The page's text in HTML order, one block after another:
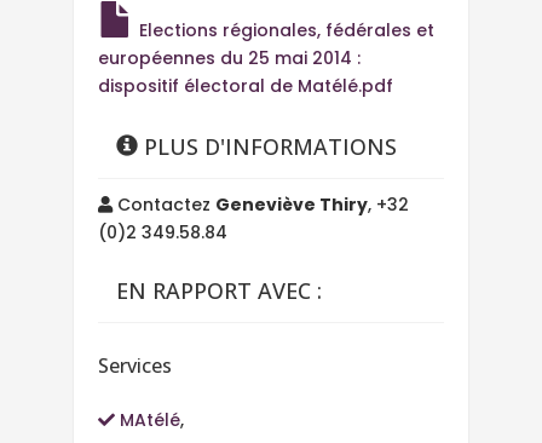
Elections régionales, fédérales et
européennes du 25 mai 2014 :
dispositif électoral de Matélé.pdf
PLUS D'INFORMATIONS
Contactez Geneviève Thiry, +32
(0)2 349.58.84
EN RAPPORT AVEC :
Services
MAtélé,